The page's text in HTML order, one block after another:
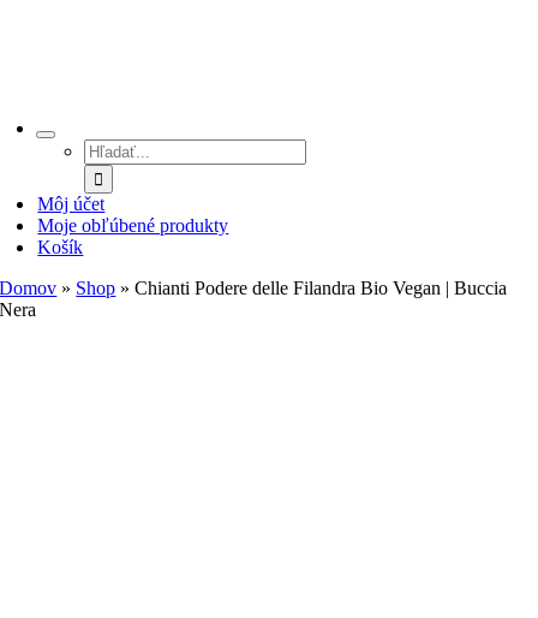
Hľadať:
Môj účet
Moje obľúbené produkty
Košík
Domov » Shop »Chianti Podere delle Filandra Bio Vegan | Buccia
Nera